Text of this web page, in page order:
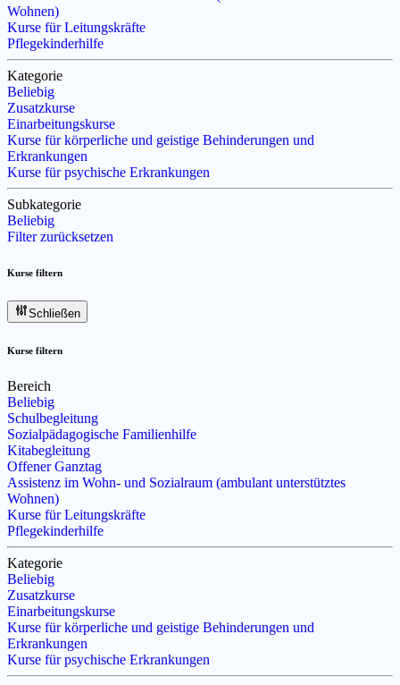
Wohnen)
Kurse für Leitungskräfte
Pflegekinderhilfe
Kategorie
Beliebig
Zusatzkurse
Einarbeitungskurse
Kurse für körperliche und geistige Behinderungen und
Erkrankungen
Kurse für psychische Erkrankungen
Subkategorie
Beliebig
Filter zurücksetzen
Kurse filtern
Schließen
Kurse filtern
Bereich
Beliebig
Schulbegleitung
Sozialpädagogische Familienhilfe
Kitabegleitung
Offener Ganztag
Assistenz im Wohn- und Sozialraum (ambulant unterstütztes
Wohnen)
Kurse für Leitungskräfte
Pflegekinderhilfe
Kategorie
Beliebig
Zusatzkurse
Einarbeitungskurse
Kurse für körperliche und geistige Behinderungen und
Erkrankungen
Kurse für psychische Erkrankungen